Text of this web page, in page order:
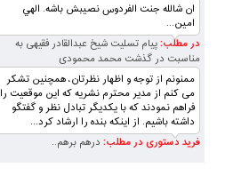
ان شالله جنت الفردوس نصيبش باشه. الهي
امين...
در مطلب:پیام تسلیت شیخ عبدالقادر فقیهی به
مناسبت در گذشت محمد محمودی
ممنونم از توجه و اظهار نظرتان، همچنین تشکر
می کنم از مدیر محترم نشریه که این موقعیت را
فراهم نمودند که با یکدیگر تبادل نظر و گفتگو
داشته باشیم. از اینکه بنده را ارشاد کرد...
فرید دستوری در مطلب: درهم برهم..